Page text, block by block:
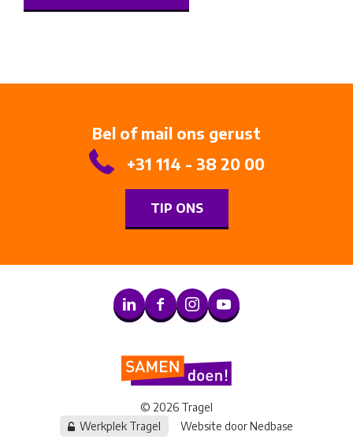
Bel of mail ons gerust
+31 114 - 38 20 00
TIP ONS
© 2026 Tragel
Werkplek Tragel
Website doorNedbase